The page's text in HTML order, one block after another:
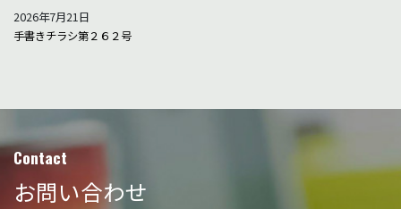
手書きチラシ第２６２号
2026年7月21日
Contact
お問い合わせ